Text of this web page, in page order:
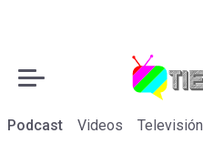
Podcast Videos Televisión